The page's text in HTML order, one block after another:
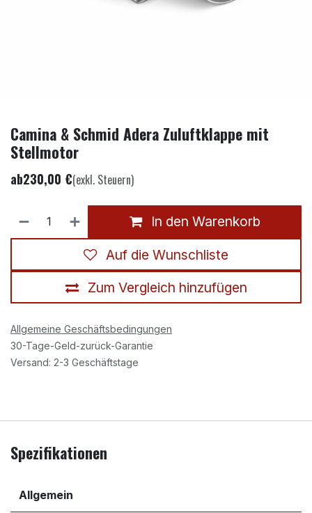
Camina & Schmid Adera Zuluftklappe mit
Stellmotor
ab230,00 €(exkl. Steuern)
In den Warenkorb
Zum Vergleich hinzufügen
Auf die Wunschliste
Allgemeine Geschäftsbedingungen
30-Tage-Geld-zurück-Garantie
Versand: 2-3 Geschäftstage
Spezifikationen
Allgemein